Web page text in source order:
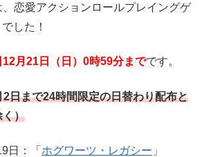
恋愛アクションロールプレイングゲ
でした！
12月21日（日）0時59分までです。
日まで24時間限定の日替わり配布と
く）
日：「 ホグワーツ・レガシー 」